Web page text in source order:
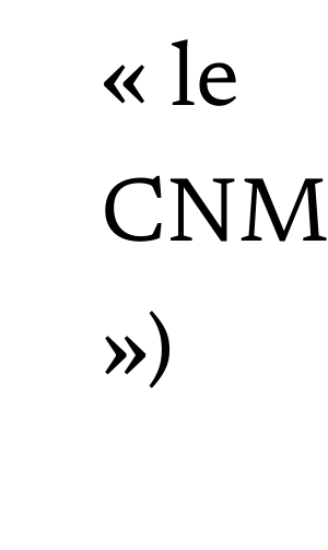
« le
CNM
»)